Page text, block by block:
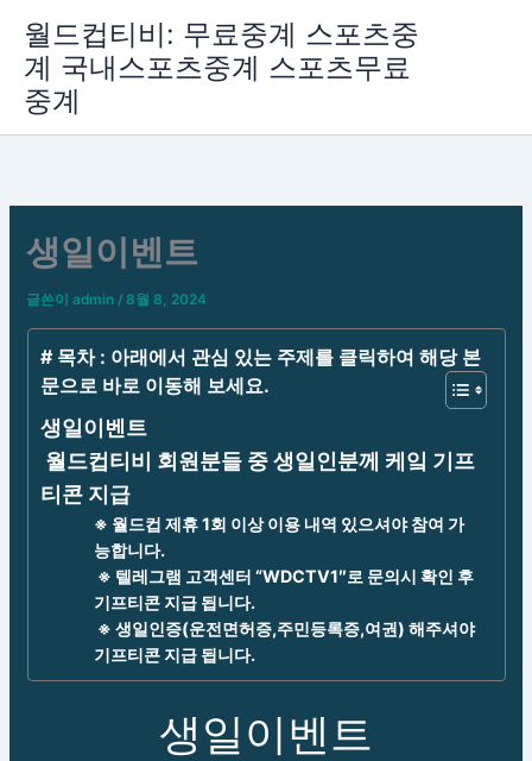
기
월드컵티비: 무료중계 스포츠중
계 국내스포츠중계 스포츠무료
중계
생일이벤트
글쓴이admin/8월 8, 2024
# 목차 : 아래에서 관심 있는 주제를 클릭하여 해당 본
문으로 바로 이동해 보세요.
생일이벤트
월드컵티비 회원분들 중 생일인분께 케잌 기프
티콘 지급
※ 월드컵 제휴 1회 이상 이용 내역 있으셔야 참여 가
능합니다.
※ 텔레그램 고객센터 “WDCTV1″로 문의시 확인 후
기프티콘 지급 됩니다.
※ 생일인증(운전면허증,주민등록증,여권) 해주셔야
기프티콘 지급 됩니다.
생일이벤트